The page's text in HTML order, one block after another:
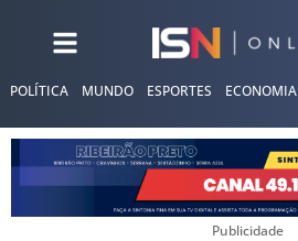
POLÍTICA MUNDO ESPORTES ECONOMIA
Publicidade